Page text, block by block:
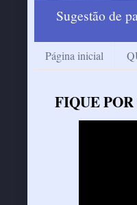
Sugestão de
Página inicial
FIQUE